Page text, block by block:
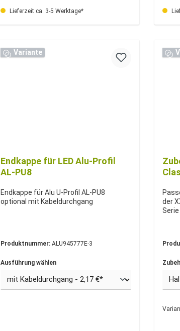
Lieferzeit ca. 3-5 Werktage*
Variante
Endkappe für LED Alu-Profil
AL-PU8
Endkappe für Alu U-Profil AL-PU8
optional mit Kabeldurchgang
Produktnummer: ALU945777E-3
Ausführung wählen
der
Serie